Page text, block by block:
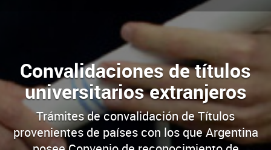
Convalidaciones de títulos
universitarios extranjeros
Trámites de convalidación de Títulos
provenientes de países con los que Argentina